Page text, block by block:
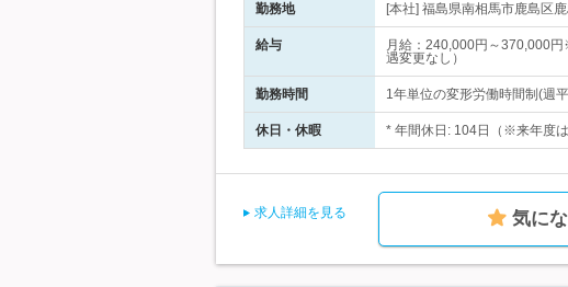
勤務地 [本社] 福島県南相馬市鹿島区
給与
月給：240,000円～370,000
遇変更なし）
勤務時間 1年単位の変形労働時間制(週
休日・休暇 * 年間休日: 104日（※来年度
求人詳細を見る 気に